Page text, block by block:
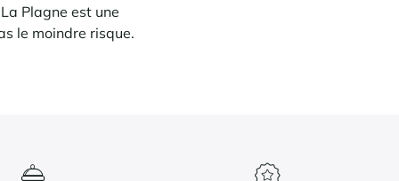
Plagne est une
le moindre risque.